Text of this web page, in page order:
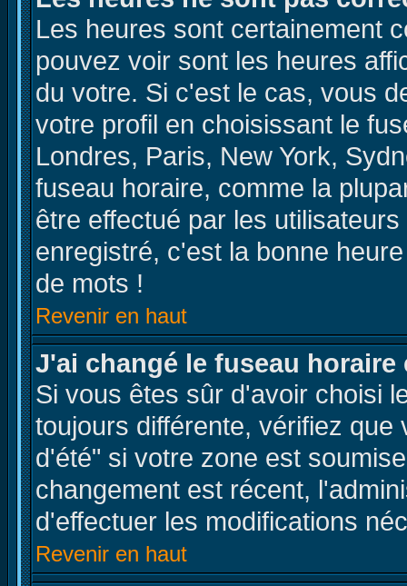
Les heures sont certainement
pouvez voir sont les heures
du votre. Si c'est le cas, vous
votre profil en choisissant le
Londres, Paris, New York,
fuseau horaire, comme la
être effectué par les
enregistré, c'est la bonne
de mots !
Revenir en haut
J'ai changé le fuseau
Si vous êtes sûr d'avoir choisi
toujours différente, vérifiez
d'été" si votre zone est
changement est récent,
d'effectuer les modifications
Revenir en haut